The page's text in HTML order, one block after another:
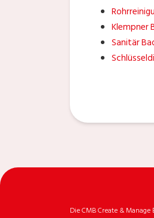
Klempner
Sanitär
Die CMB Create &